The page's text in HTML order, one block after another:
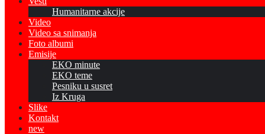
Humanitarne akcije
Video
Video sa snimanja
Foto albumi
Emisije
EKO minute
EKO teme
Pesniku u susret
Iz Kruga
Slike
Kontakt
new